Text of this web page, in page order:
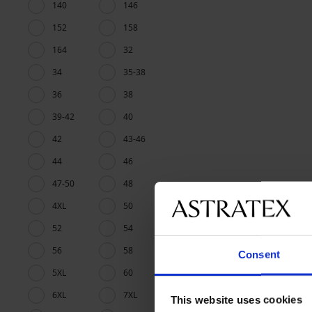
Consent
This website uses cookies
140
146
152
158
164
32
34
35-38
36
38
39-42
40
42
43-46
44
46
47-50
48
4XL
50
52
54
56
58
5XL
60
6XL
7XL